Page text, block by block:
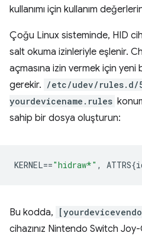
kullanımı için kullanım
Çoğu Linux sisteminde, HID
salt okuma izinleriyle eşlenir.
açmasına izin vermek için yeni
gerekir. /etc/udev/rules.d/
yourdevicename.rules
sahip bir dosya oluşturun:
KERNEL=="hidraw*" ,
Bu kodda,
cihazınız Nintendo Switch Joy-